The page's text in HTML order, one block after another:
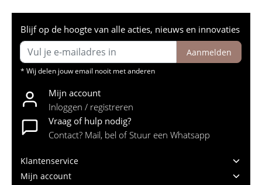
Blijf op de hoogte van alle acties, nieuws en innovaties
Aanmelden
* Wij delen jouw email nooit met anderen
Mijn account
Inloggen / registreren
Vraag of hulp nodig?
Contact? Mail, bel of Stuur een Whatsapp
Klantenservice
Mijn account